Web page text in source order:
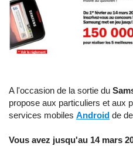
A l'occasion de la sortie du
propose aux particuliers et aux
services mobiles Android de
Vous avez jusqu'au 14 mars